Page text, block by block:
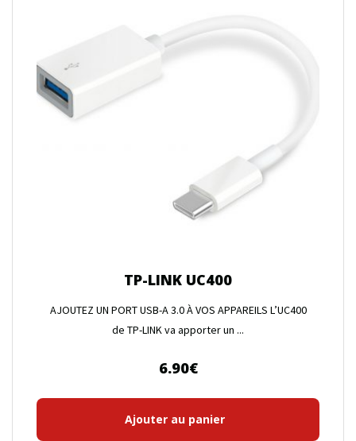
TP-LINK UC400
AJOUTEZ UN PORT USB-A 3.0 À VOS APPAREILS L’UC400
de TP-LINK va apporter un ...
6.90€
Ajouter au panier